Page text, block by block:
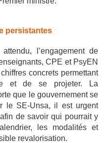
persistantes
l’engagement de
CPE et PsyEN
concrets permettant
et de se projeter. La
que le gouvernement se
le SE-Unsa, il est urgent
de savoir qui pourrait y
les modalités et
revalorisation.